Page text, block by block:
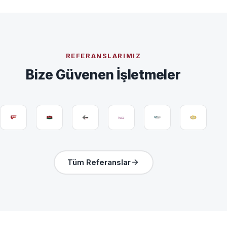
REFERANSLARIMIZ
Bize Güvenen İşletmeler
Tüm Referanslar